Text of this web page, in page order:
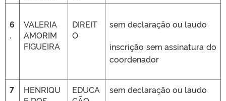
6
.
VALERIA
AMORIM
FIGUEIRA
DIREIT
O
sem declaração ou laudo
inscrição sem assinatura do
coordenador
7
HENRIQU
EDUCA
sem declaração ou laudo